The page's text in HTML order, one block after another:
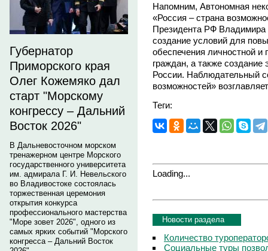
Губернатор
Приморского края
Олег Кожемяко дал
старт "Морскому
конгрессу – Дальний
Восток 2026"
В Дальневосточном морском
тренажерном центре Морского
государственного университета
им. адмирала Г. И. Невельского
во Владивостоке состоялась
торжественная церемония
открытия конкурса
профессионального мастерства
"Море зовет 2026", одного из
самых ярких событий "Морского
конгресса – Дальний Восток
Напомним, Автономная
«Россия – страна
Президента РФ Владимира
создание условий для
обеспечения личностной
граждан, а также
России. Наблюдательный
возможностей»
Теги:
Loading...
Новости раздела
Количество
Социальные туры